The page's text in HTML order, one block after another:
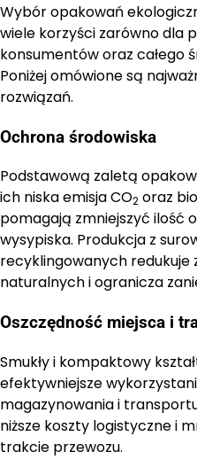
Wybór opakowań
wiele korzyści zarówno dla
konsumentów oraz całego
Poniżej omówione są
rozwiązań.
Ochrona środowiska
Podstawową zaletą
ich niska emisja CO2 oraz
pomagają zmniejszyć ilość
wysypiska. Produkcja z
recyklingowanych redukuje
naturalnych i ogranicza
Oszczędność miejsca i
Smukły i kompaktowy
efektywniejsze
magazynowania i
niższe koszty logistyczne i
trakcie przewozu.